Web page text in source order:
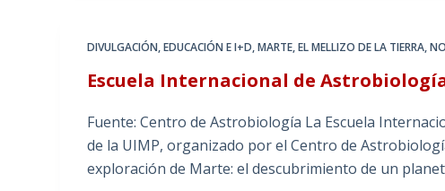
DIVULGACIÓN,EDUCACIÓN E I+D,MARTE, EL MELLIZO DE LA TIERRA,
Escuela Internacional de
Fuente: Centro de Astrobiología La Escuela
de la UIMP, organizado por el Centro de
exploración de Marte: el descubrimiento de un